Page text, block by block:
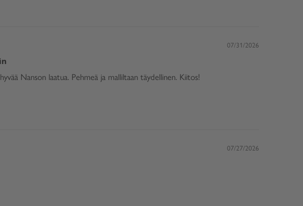
07/31/2026
Nanson laatua. Pehmeä ja malliltaan täydellinen. Kiitos!
07/27/2026